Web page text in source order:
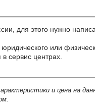
для этого нужно
или
сервис центрах.
и цена на